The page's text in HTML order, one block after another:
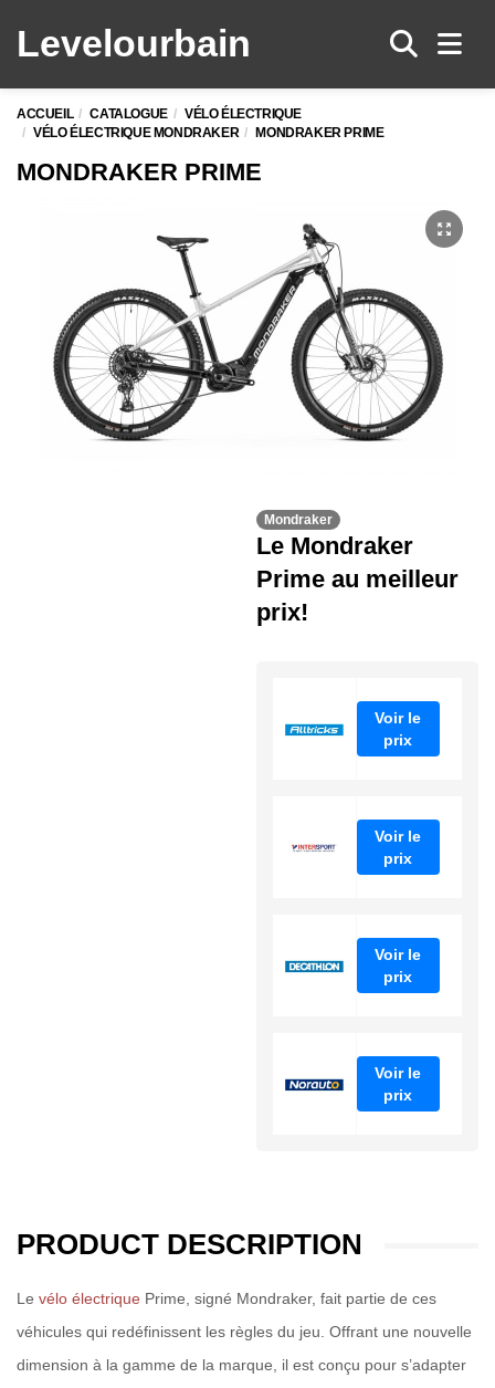
Levelourbain
ACCUEIL CATALOGUE
VÉLO ÉLECTRIQUE
VÉLO ÉLECTRIQUE MONDRAKER
MONDRAKER PRIME
MONDRAKER PRIME
Mondraker
Le Mondraker
Prime au meilleur
prix!
Voir le
prix
Voir le
prix
Voir le
prix
Voir le
prix
PRODUCT DESCRIPTION
Le vélo électrique Prime, signé Mondraker, fait partie de ces
véhicules qui redéfinissent les règles du jeu. Offrant une nouvelle
dimension à la gamme de la marque, il est conçu pour s’adapter